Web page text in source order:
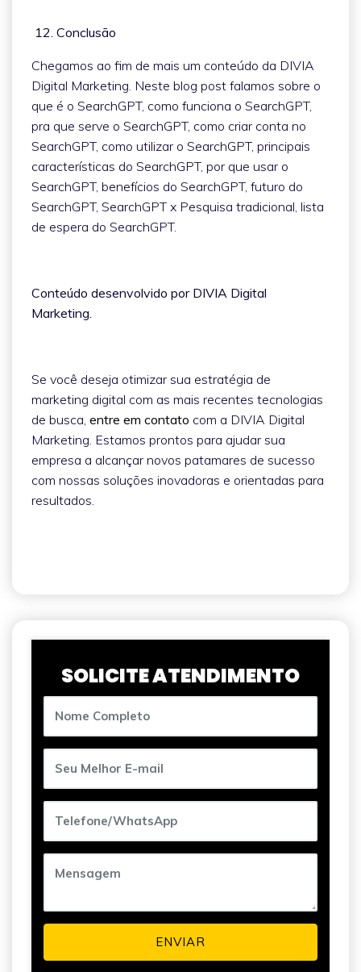
12. Conclusão
Chegamos ao fim de mais um conteúdo da DIVIA
Digital Marketing. Neste blog post falamos sobre o
que é o SearchGPT, como funciona o SearchGPT,
pra que serve o SearchGPT, como criar conta no
SearchGPT, como utilizar o SearchGPT, principais
características do SearchGPT, por que usar o
SearchGPT, benefícios do SearchGPT, futuro do
SearchGPT, SearchGPT x Pesquisa tradicional, lista
de espera do SearchGPT.
Conteúdo desenvolvido por DIVIA Digital
Marketing.
Se você deseja otimizar sua estratégia de
marketing digital com as mais recentes tecnologias
de busca, entre em contato com a DIVIA Digital
Marketing. Estamos prontos para ajudar sua
empresa a alcançar novos patamares de sucesso
com nossas soluções inovadoras e orientadas para
resultados.
SOLICITE ATENDIMENTO
ENVIAR